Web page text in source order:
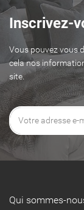
Inscrivez-
Vous pouvez vous
cela nos
site.
Qui sommes-